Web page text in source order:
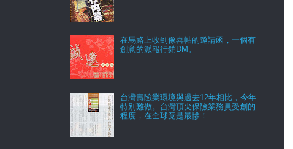
在馬路上收到像喜帖的邀請函，一個有
創意的派報行銷DM。
台灣壽險業環境與過去12年相比，今年
特別難做。台灣頂尖保險業務員受創的
程度，在全球竟是最慘！